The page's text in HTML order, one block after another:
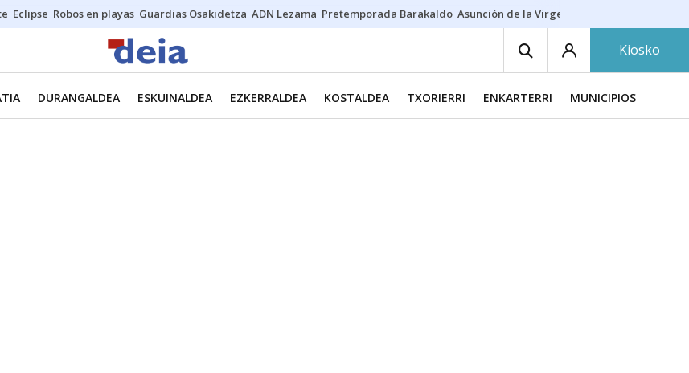
Eclipse Robos en playas Guardias Osakidetza ADN Lezama Pretemporada Barakaldo Asunción de la Virgen
Kiosko
DURANGALDEA ESKUINALDEA EZKERRALDEA KOSTALDEA TXORIERRI ENKARTERRI MUNICIPIOS